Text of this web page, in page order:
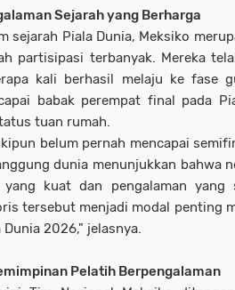
Sejarah yang Berharga
sejarah Piala Dunia, Meksiko
partisipasi terbanyak. Mereka
kali berhasil melaju ke fase
babak perempat final pada
tuan rumah.
belum pernah mencapai
dunia menunjukkan bahwa
yang kuat dan pengalaman yang
tersebut menjadi modal penting
Dunia 2026," jelasnya.
Pelatih Berpengalaman